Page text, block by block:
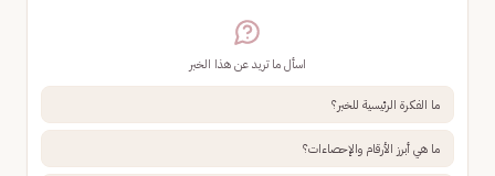
اسأل ما تريد عن هذا الخبر
ما الفكرة الرئيسية للخبر؟
ما هي أبرز الأرقام والإحصاءات؟